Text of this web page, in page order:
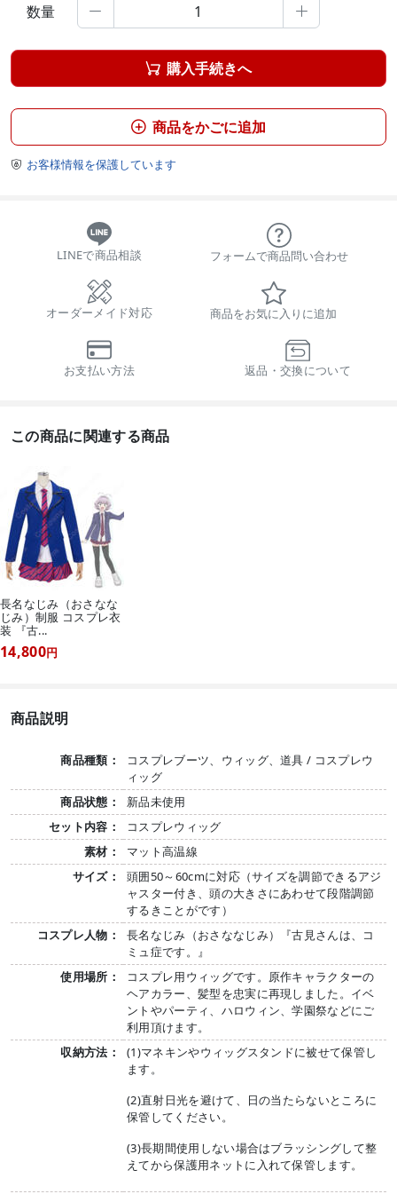
数量  
 購入手続きへ
 商品をかごに追加
 お客様情報を保護しています
LINEで商品相談 フォームで商品問い合わせ
オーダーメイド対応 商品をお気に入りに追加
お支払い方法 返品・交換について
この商品に関連する商品
長名なじみ（おさなな
じみ）制服 コスプレ衣
装 『古...
14,800円
商品説明
商品種類：
コスプレブーツ、ウィッグ、道具 / コスプレウ
ィッグ
商品状態：
新品未使用
セット内容：
コスプレウィッグ
素材：
マット高温線
サイズ：
頭囲50～60cmに対応（サイズを調節できるアジ
ャスター付き、頭の大きさにあわせて段階調節
するきことがです）
コスプレ人物：
長名なじみ（おさななじみ）『古見さんは、コ
ミュ症です。』
使用場所：
コスプレ用ウィッグです。原作キャラクターの
ヘアカラー、髪型を忠実に再現しました。イベ
ントやパーティ、ハロウィン、学園祭などにご
利用頂けます。
収納方法：
(1)マネキンやウィッグスタンドに被せて保管し
ます。
(2)直射日光を避けて、日の当たらないところに
保管してください。
(3)長期間使用しない場合はブラッシングして整
えてから保護用ネットに入れて保管します。